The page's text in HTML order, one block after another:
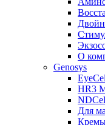
О
Genosys
HR3
Для